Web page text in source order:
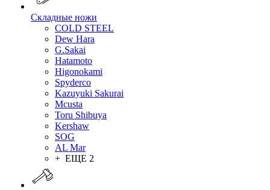
Складные ножи
COLD STEEL
Dew Hara
G.Sakai
Hatamoto
Higonokami
Spyderco
Kazuyuki Sakurai
Mcusta
Toru Shibuya
Kershaw
SOG
AL Mar
+ ЕЩЕ 2